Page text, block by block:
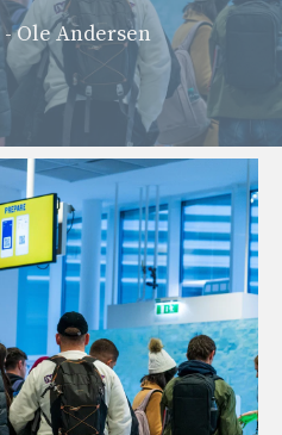
- Ole Andersen